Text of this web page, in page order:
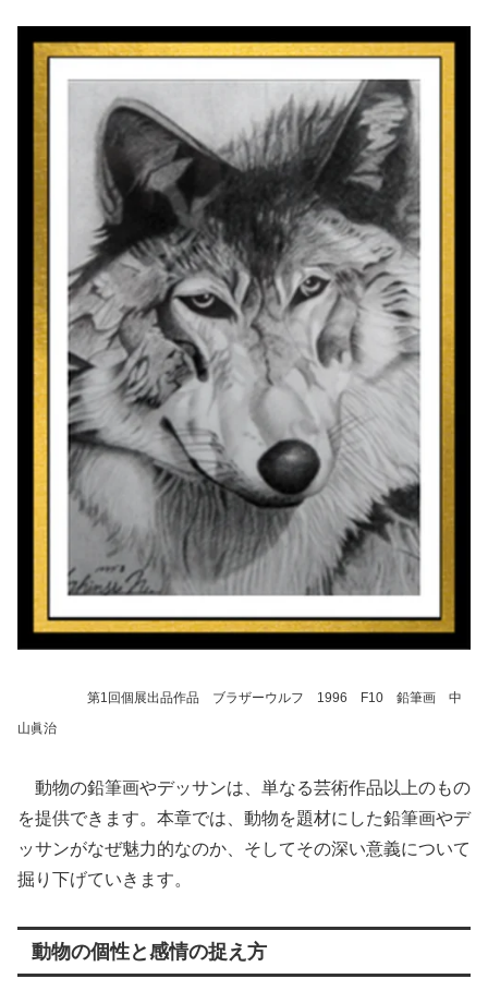
第1回個展出品作品 ブラザーウルフ 1996 F10 鉛筆画 中
山眞治
動物の鉛筆画やデッサンは、単なる芸術作品以上のもの
を提供できます。本章では、動物を題材にした鉛筆画やデ
ッサンがなぜ魅力的なのか、そしてその深い意義について
掘り下げていきます。
動物の個性と感情の捉え方